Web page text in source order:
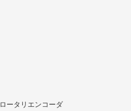
ロータリエンコーダ